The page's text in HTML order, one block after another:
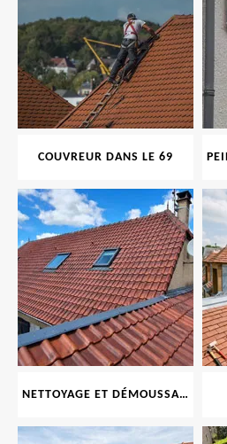
COUVREUR DANS LE 69
NETTOYAGE ET DÉMOUSSAGE DE TOITURE ET FAÇADE 69